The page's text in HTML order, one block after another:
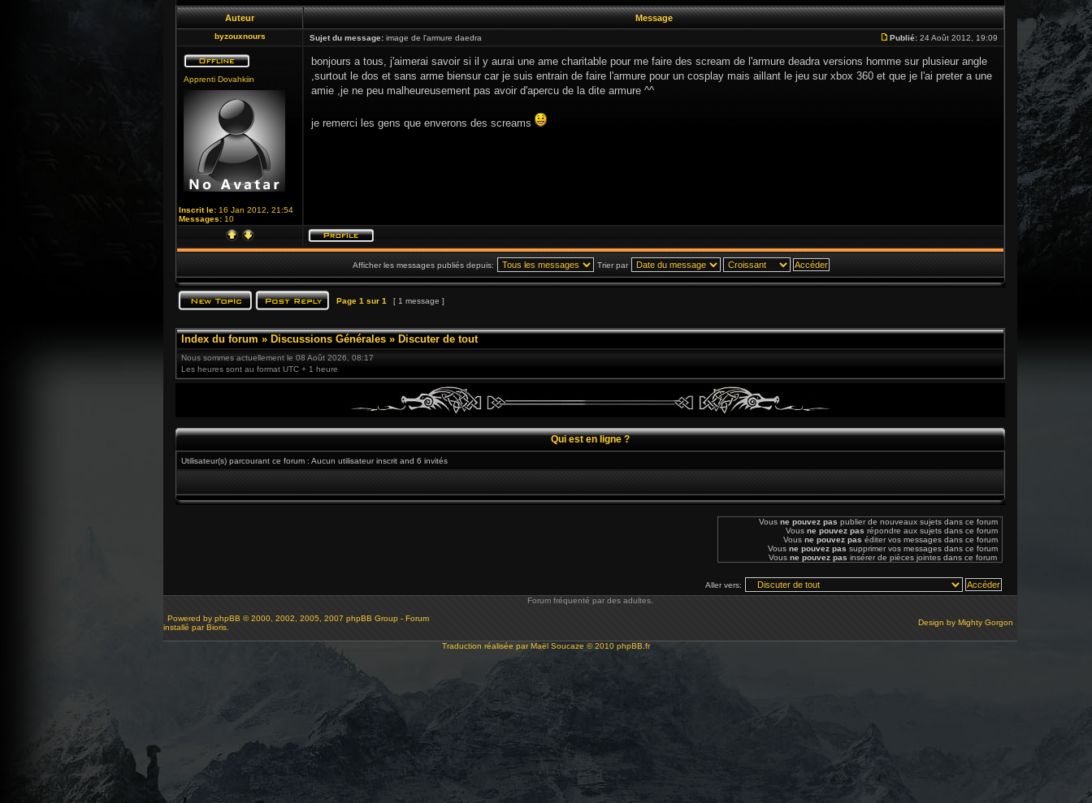
Auteur Message
byzouxnours Sujet du message: image de l'armure daedra Publié: 24 Août 2012, 19:09
Apprenti Dovahkiin
Inscrit le: 16 Jan 2012, 21:54
Messages: 10
bonjours a tous, j'aimerai savoir si il y aurai une ame charitable pour me faire des scream de l'armure deadra versions homme sur plusieur angle
,surtout le dos et sans arme biensur car je suis entrain de faire l'armure pour un cosplay mais aillant le jeu sur xbox 360 et que je l'ai preter a une
amie ,je ne peu malheureusement pas avoir d'apercu de la dite armure ^^
je remerci les gens que enverons des screams
Afficher les messages publiés depuis: Trier par
Page 1 sur 1 [ 1 message ]
Index du forum » Discussions Générales » Discuter de tout
Nous sommes actuellement le 08 Août 2026, 08:17
Les heures sont au format UTC + 1 heure
Qui est en ligne ?
Utilisateur(s) parcourant ce forum : Aucun utilisateur inscrit and 6 invités
Vous ne pouvez pas publier de nouveaux sujets dans ce forum
Vous ne pouvez pas répondre aux sujets dans ce forum
Vous ne pouvez pas éditer vos messages dans ce forum
Vous ne pouvez pas supprimer vos messages dans ce forum
Vous ne pouvez pas insérer de pièces jointes dans ce forum
Aller vers:
Forum fréquenté par des adultes.
Powered by phpBB © 2000, 2002, 2005, 2007 phpBB Group - Forum
installé par Bioris.
Design by Mighty Gorgon
Traduction réalisée parMaël Soucaze © 2010 phpBB.fr